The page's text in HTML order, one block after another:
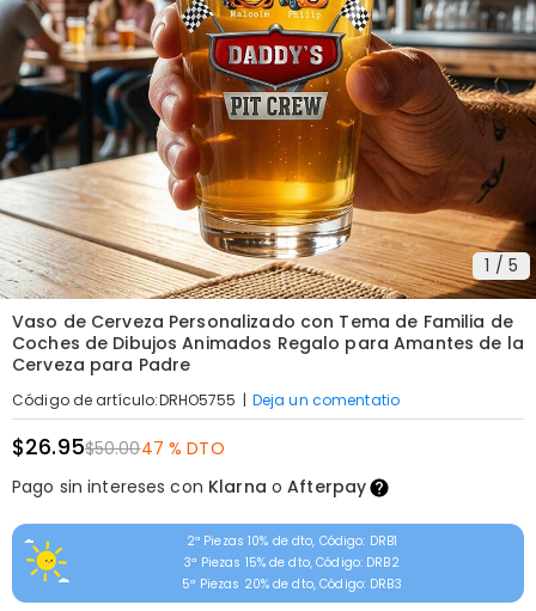
1 / 5
Vaso de Cerveza Personalizado con Tema de Familia de
Coches de Dibujos Animados Regalo para Amantes de la
Cerveza para Padre
Código de artículo:DRHO5755 | Deja un comentatio
$26.95$50.0047 % DTO
Pago sin intereses con Klarna oAfterpay
2ª Piezas 10% de dto, Código: DRB1
3ª Piezas 15% de dto, Código: DRB2
5ª Piezas 20% de dto, Código: DRB3